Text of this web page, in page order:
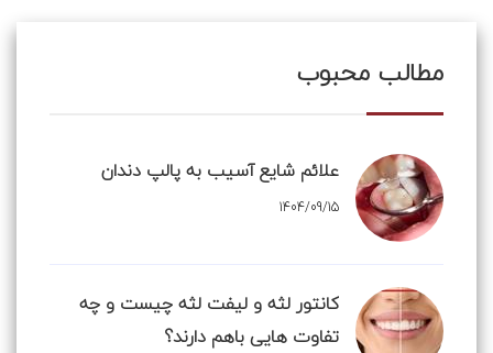
مطالب محبوب
علائم شایع آسیب به پالپ دندان
1404/09/15
کانتور لثه و لیفت لثه چیست و چه
تفاوت هایی باهم دارند؟